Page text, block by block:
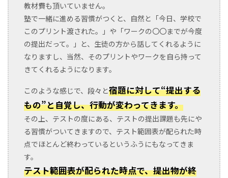
教材費も頂いていません。
塾で一緒に進める習慣がつくと、自然と「今日、学校で
このプリント渡された。」や「ワークの〇〇までが今度
の提出だって。」と、生徒の方から話してくれるように
なりますし、当然、そのプリントやワークを自ら持って
きてくれるようになります。
このような感じで、段々と宿題に対して“提出する
もの”と自覚し、行動が変わってきます。
その上、テストの度にある、テストの提出課題も先にや
る習慣がついてきますので、テスト範囲表が配られた時
点でほとんど終わっているというふうにもなってきま
す。
テスト範囲表が配られた時点で、提出物が終